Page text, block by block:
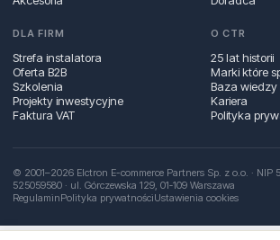
DLA FIRM
Strefa instalatora
Oferta B2B
Szkolenia
Projekty inwestycyjne
Faktura VAT
O CTR
25 lat historii
Marki które
Baza wiedzy
Kariera
Polityka
© 2001–2026 Elctron E-commerce Partners Sp. z o.o. · NIP
525059580 · ul. Górczewska 129, 01‑109 Warszawa
RegulaminPolityka prywatnościUstawienia cookies